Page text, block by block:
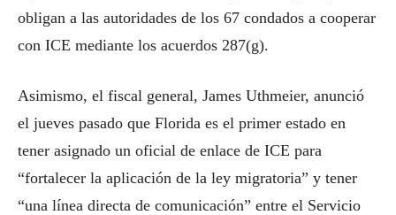
obligan a las autoridades de los 67 condados a cooperar
con ICE mediante los acuerdos 287(g).
Asimismo, el fiscal general, James Uthmeier, anunció
el jueves pasado que Florida es el primer estado en
tener asignado un oficial de enlace de ICE para
“fortalecer la aplicación de la ley migratoria” y tener
“una línea directa de comunicación” entre el Servicio